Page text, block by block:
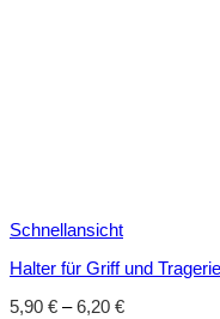
Schnellansicht
Halter für Griff und
5,90 € –6,20 €